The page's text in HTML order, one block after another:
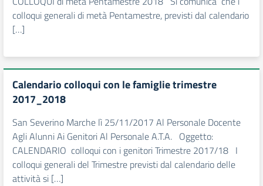
colloqui generali di metà Pentamestre, previsti dal calendario
[…]
Calendario colloqui con le famiglie trimestre
2017_2018
San Severino Marche lì 25/11/2017 Al Personale Docente
Agli Alunni Ai Genitori Al Personale A.T.A. Oggetto:
CALENDARIO colloqui con i genitori Trimestre 2017/18 I
colloqui generali del Trimestre previsti dal calendario delle
attività si […]